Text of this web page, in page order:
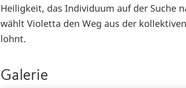
Heiligkeit, das Individuum auf der Suche
wählt Violetta den Weg aus der
lohnt.
Galerie